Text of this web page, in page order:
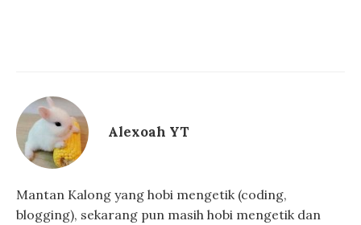
Alexoah YT
Mantan Kalong yang hobi mengetik (coding,
blogging), sekarang pun masih hobi mengetik dan